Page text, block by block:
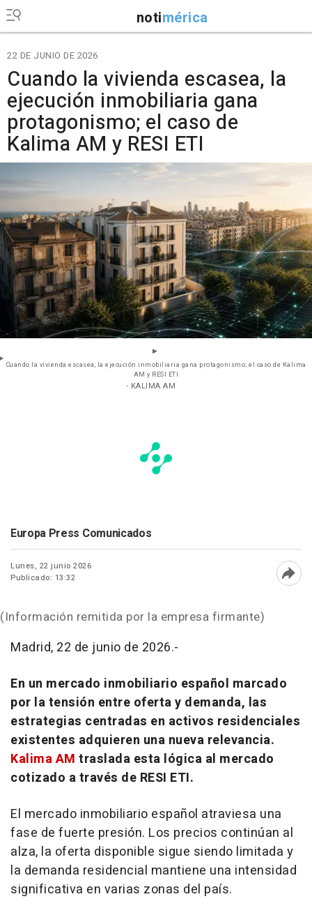
notimérica
22 DE JUNIO DE 2026
Cuando la vivienda escasea, la
ejecución inmobiliaria gana
protagonismo; el caso de
Kalima AM y RESI ETI
Cuando la vivienda escasea, la ejecución inmobiliaria gana protagonismo; el caso de Kalima
AM y RESI ETI
- KALIMA AM
Europa Press Comunicados
Lunes, 22 junio 2026
Publicado: 13:32
(Información remitida por la empresa firmante)
Madrid, 22 de junio de 2026.-
En un mercado inmobiliario español marcado
por la tensión entre oferta y demanda, las
estrategias centradas en activos residenciales
existentes adquieren una nueva relevancia.
Kalima AM traslada esta lógica al mercado
cotizado a través de RESI ETI.
El mercado inmobiliario español atraviesa una
fase de fuerte presión. Los precios continúan al
alza, la oferta disponible sigue siendo limitada y
la demanda residencial mantiene una intensidad
significativa en varias zonas del país.